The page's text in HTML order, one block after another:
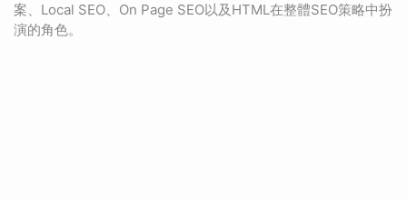
案、Local SEO、On Page SEO以及HTML在整體SEO策略中扮
演的角色。